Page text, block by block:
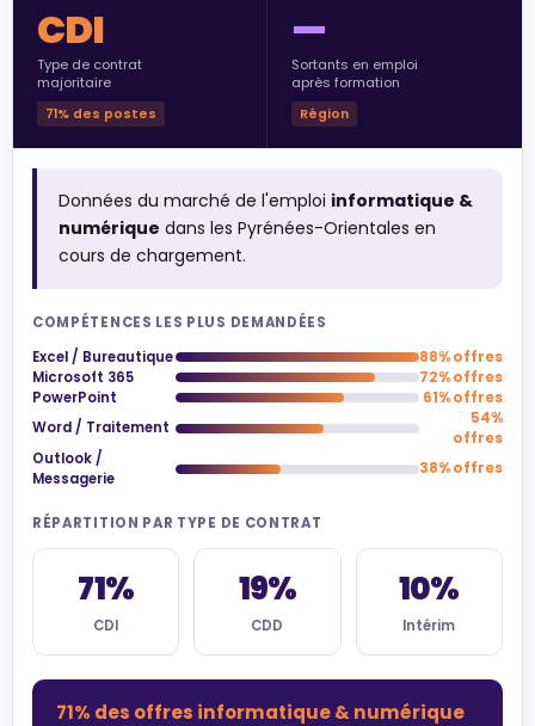
CDI
Type de contrat
majoritaire
71% des postes
—
Sortants en emploi
après formation
Région
Données du marché de l'emploi informatique &
numérique dans les Pyrénées-Orientales en
cours de chargement.
COMPÉTENCES LES PLUS DEMANDÉES
Excel / Bureautique
88% offres
Microsoft 365
72% offres
PowerPoint
61% offres
Word / Traitement
54%
offres
Outlook /
Messagerie
38% offres
RÉPARTITION PAR TYPE DE CONTRAT
71%
CDI
19%
CDD
10%
Intérim
71% des offres informatique & numérique